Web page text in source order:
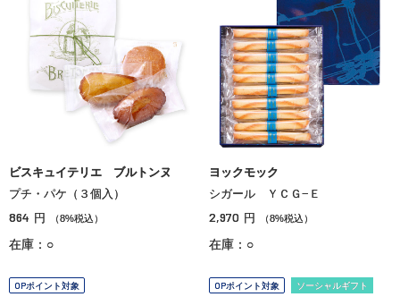
ビスキュイテリエ ブルトンヌ
プチ・パケ（３個入）
864 円 （8%税込）
在庫：○
OPポイント対象
ヨックモック
シガール ＹＣＧ−Ｅ
2,970 円 （8%税込）
在庫：○
OPポイント対象 ソーシャルギフト